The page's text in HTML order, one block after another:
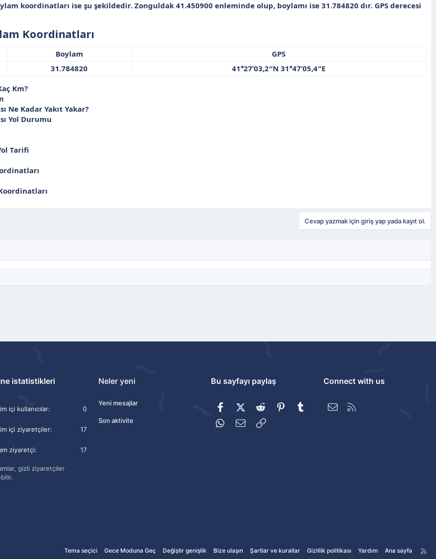
koordinatları ise şu şekildedir. Zonguldak 41.450900 enleminde olup, boylamı ise 31.784820 dır. GPS derecesi
Koordinatları​
Boylam
GPS
31.784820​ 41°27’03,2″N 31°47’05,4″E​
Km?
Ne Kadar Yakıt Yakar?
Yol Durumu
Tarifi
Cevap yazmak için giriş yap yada kayıt ol.
istatistikleri
içi kullanıcılar 0
içi ziyaretçiler 17
ziyaretçi 17
gizli ziyaretçiler
Neler yeni
Yeni mesajlar
Son aktivite
Bu sayfayı paylaş
FacebookX (Twitter)
Reddit PinterestTumblr
WhatsApp
E-posta
Connect with us
Bize ulaşın
Tema seçici Gece Moduna Geç Değiştir genişlik Bize ulaşın Şartlar ve kurallar Gizlilik politikası Yardım Ana sayfa
R